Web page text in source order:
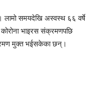
लामो समयदेखि अस्वस्थ ६६ वर्षे
कोरोना भाइरस संक्रमणपछि
मुक्त भईसकेका छन्।